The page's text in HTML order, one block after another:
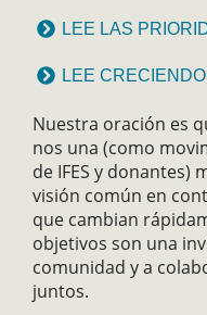
LEE LAS
LEE
Nuestra oración es
nos una (como
de IFES y donantes)
visión común en
que cambian
objetivos son una
comunidad y a
juntos.